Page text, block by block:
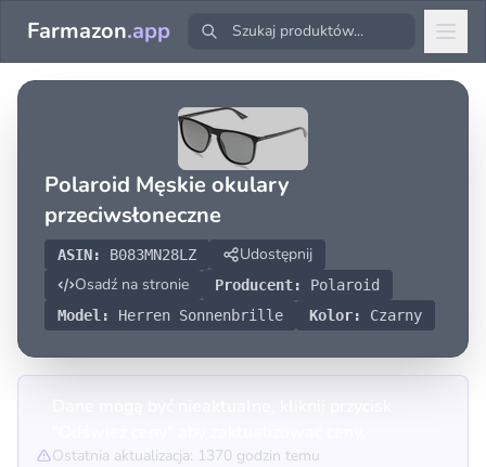
Farmazon.app
Polaroid Męskie okulary
przeciwsłoneczne
ASIN: B083MN28LZ
Udostępnij
Osadź na stronie
Producent:
Polaroid
Model:
Herren Sonnenbrille Kolor: Czarny
Ostatnia aktualizacja: 1370 godzin temu